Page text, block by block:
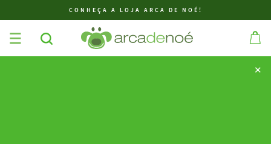
CONHEÇA A LOJA ARCA DE NOÉ!
✕
✕